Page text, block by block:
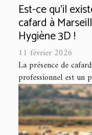
Est-ce qu’il
cafard à
Hygiène 3D !
11 février 2026
La présence de
professionnel est un